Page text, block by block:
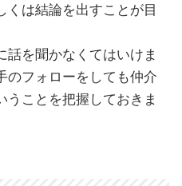
くは結論を出すことが目
話を聞かなくてはいけま
のフォローをしても仲介
うことを把握しておきま